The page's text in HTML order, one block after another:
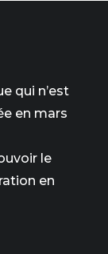
qui n’est
en mars
le
en